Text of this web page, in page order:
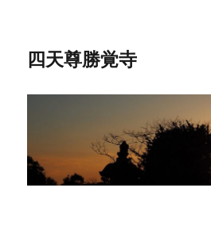
四天尊勝覚寺